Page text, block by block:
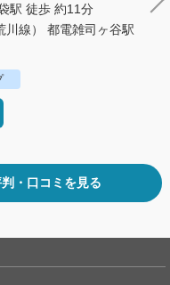
駅 徒歩 約11分
川線） 都電雑司ヶ谷駅
・口コミを見る